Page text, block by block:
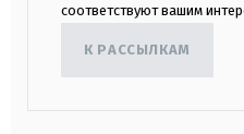
соответствуют вашим
К РАССЫЛКАМ